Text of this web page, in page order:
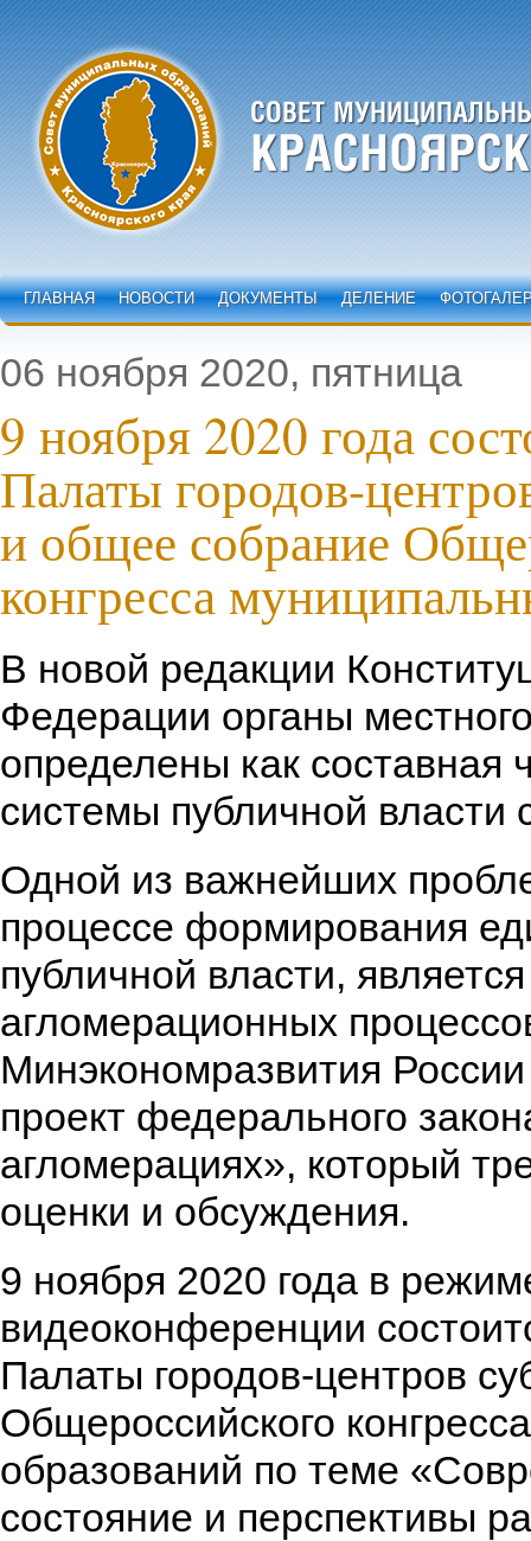
ГЛАВНАЯ НОВОСТИ ДОКУМЕНТЫ ДЕЛЕНИЕ
06 ноября 2020, пятница
9 ноября 2020 года
Палаты городов-
и общее собрание
конгресса
В новой редакции
Федерации органы
определены как составная
системы публичной власти
Одной из важнейших
процессе формирования
публичной власти,
агломерационных
Минэкономразвития России
проект федерального
агломерациях», который
оценки и обсуждения.
9 ноября 2020 года в
видеоконференции
Палаты городов-центров
Общероссийского
образований по теме
состояние и перспективы